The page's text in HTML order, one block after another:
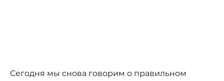
Сегодня мы снова говорим о правильном